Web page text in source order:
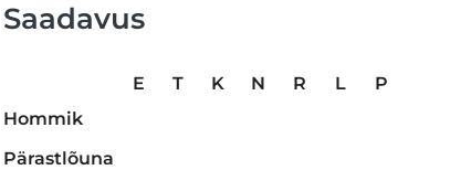
Saadavus
E T K N R L
P
Hommik
Pärastlõuna